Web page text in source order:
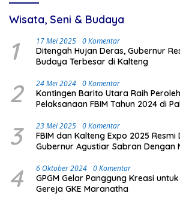
Wisata, Seni & Budaya
1 17 Mei 2025 0 Komentar
Ditengah Hujan Deras, Gubernur
Budaya Terbesar di Kalteng
2 24 Mei 2024 0 Komentar
Kontingen Barito Utara Raih
Pelaksanaan FBIM Tahun 2024 di
3 23 Mei 2025 0 Komentar
FBIM dan Kalteng Expo 2025 Resmi
Gubernur Agustiar Sabran Dengan
4 6 Oktober 2024 0 Komentar
GPGM Gelar Panggung Kreasi
Gereja GKE Maranatha